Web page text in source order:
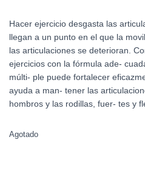
Hacer ejercicio desgasta las
llegan a un punto en el que la
las articulaciones se deterioran.
ejercicios con la fórmula ade-
múlti- ple puede fortalecer
ayuda a man- tener las
hombros y las rodillas, fuer- tes y
Agotado